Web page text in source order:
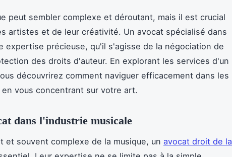
peut sembler complexe et déroutant, mais il est crucial
artistes et de leur créativité. Un avocat spécialisé dans
expertise précieuse, qu'il s'agisse de la négociation de
des droits d'auteur. En explorant les services d'un
découvrirez comment naviguer efficacement dans les
vous concentrant sur votre art.
dans l'industrie musicale
et souvent complexe de la musique, un avocat droit de la